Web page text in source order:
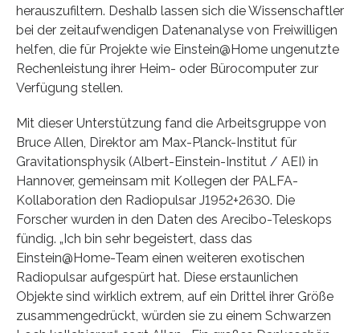
herauszufiltern. Deshalb lassen sich die Wissenschaftler
bei der zeitaufwendigen Datenanalyse von Freiwilligen
helfen, die für Projekte wie Einstein@Home ungenutzte
Rechenleistung ihrer Heim- oder Bürocomputer zur
Verfügung stellen.
Mit dieser Unterstützung fand die Arbeitsgruppe von
Bruce Allen, Direktor am Max-Planck-Institut für
Gravitationsphysik (Albert-Einstein-Institut / AEI) in
Hannover, gemeinsam mit Kollegen der PALFA-
Kollaboration den Radiopulsar J1952+2630. Die
Forscher wurden in den Daten des Arecibo-Teleskops
fündig. „Ich bin sehr begeistert, dass das
Einstein@Home-Team einen weiteren exotischen
Radiopulsar aufgespürt hat. Diese erstaunlichen
Objekte sind wirklich extrem, auf ein Drittel ihrer Größe
zusammengedrückt, würden sie zu einem Schwarzen